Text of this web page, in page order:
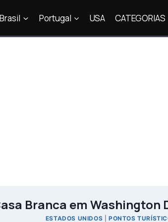
Brasil Portugal USA CATEGORIAS
Branca em Washington
ESTADOS UNIDOS PONTOS